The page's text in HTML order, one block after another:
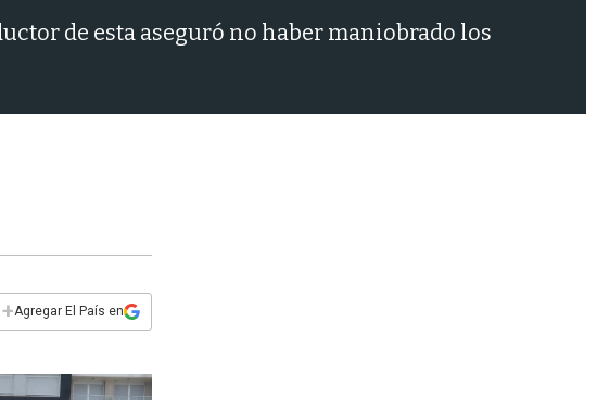
de esta aseguró no haber maniobrado los
+Agregar El País en